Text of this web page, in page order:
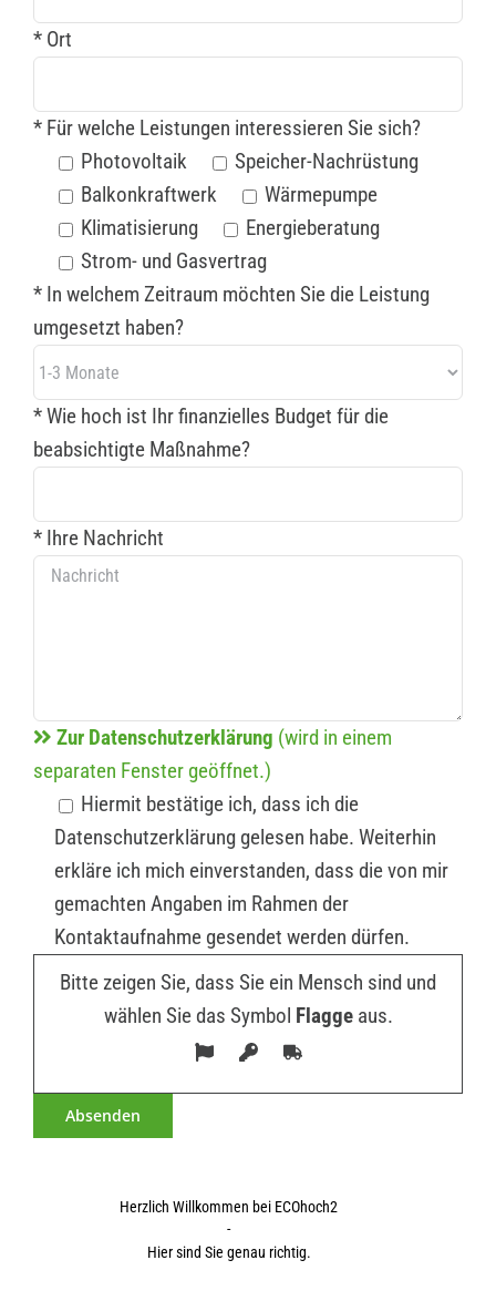
* Ort
* Für welche Leistungen interessieren Sie sich?
Photovoltaik
Speicher-Nachrüstung
Balkonkraftwerk
Wärmepumpe
Klimatisierung
Energieberatung
Strom- und Gasvertrag
* In welchem Zeitraum möchten Sie die Leistung
umgesetzt haben?
* Wie hoch ist Ihr finanzielles Budget für die
beabsichtigte Maßnahme?
* Ihre Nachricht
Zur Datenschutzerklärung (wird in einem
separaten Fenster geöffnet.)
Hiermit bestätige ich, dass ich die
Datenschutzerklärung gelesen habe. Weiterhin
erkläre ich mich einverstanden, dass die von mir
gemachten Angaben im Rahmen der
Kontaktaufnahme gesendet werden dürfen.
Bitte zeigen Sie, dass Sie ein Mensch sind und
wählen Sie das Symbol Flaggeaus.
Herzlich Willkommen bei ECOhoch2
-
Hier sind Sie genau richtig.